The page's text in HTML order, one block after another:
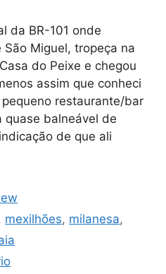
da BR-101 onde
Miguel, tropeça na
do Peixe e chegou
assim que conheci
restaurante/bar
quase balneável de
de que ali
mexilhões, milanesa,